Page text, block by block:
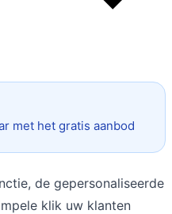
met het gratis aanbod
de gepersonaliseerde
klik uw klanten